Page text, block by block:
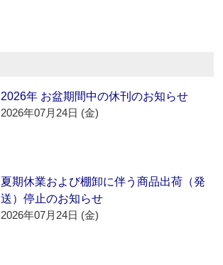
2026年 お盆期間中の休刊のお知らせ
2026年07月24日 (金)
夏期休業および棚卸に伴う商品出荷（発
送）停止のお知らせ
2026年07月24日 (金)